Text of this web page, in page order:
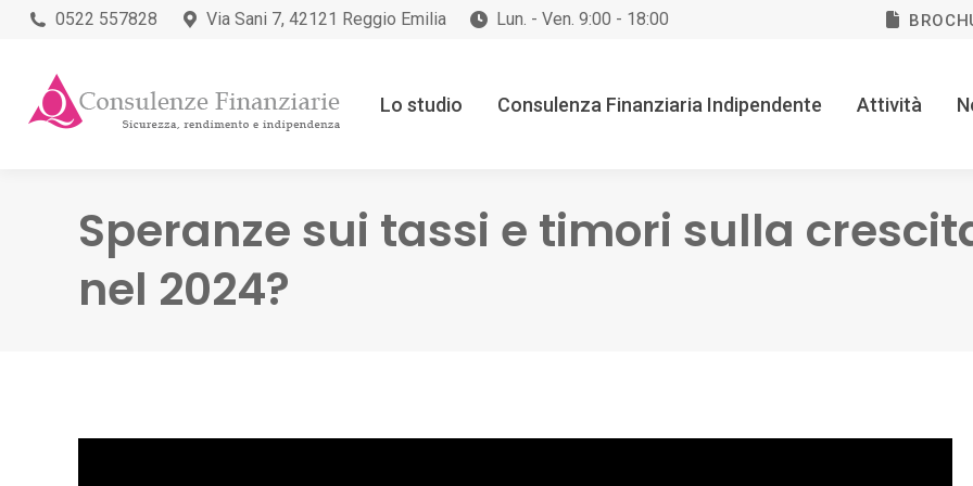
0522 557828 Via Sani 7, 42121 Reggio Emilia Lun. - Ven. 9:00 - 18:00
Lo studio Consulenza Finanziaria Indipendente Attività
Speranze sui tassi e timori sulla
nel 2024?